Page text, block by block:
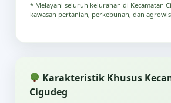
* Melayani seluruh kelurahan di Kecamatan
kawasan pertanian, perkebunan, dan
Karakteristik Khusus
Cigudeg